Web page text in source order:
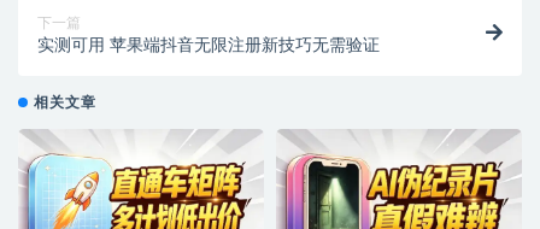
下一篇
实测可用 苹果端抖音无限注册新技巧无需验证
相关文章